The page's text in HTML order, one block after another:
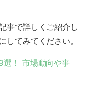
事で詳しくご紹介し
してみてください。
選！ 市場動向や事